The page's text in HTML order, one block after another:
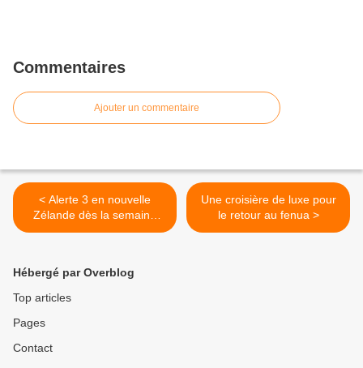
Commentaires
Ajouter un commentaire
< Alerte 3 en nouvelle
Zélande dès la semaine
prochaine
Une croisière de luxe pour
le retour au fenua >
Hébergé par Overblog
Top articles
Pages
Contact